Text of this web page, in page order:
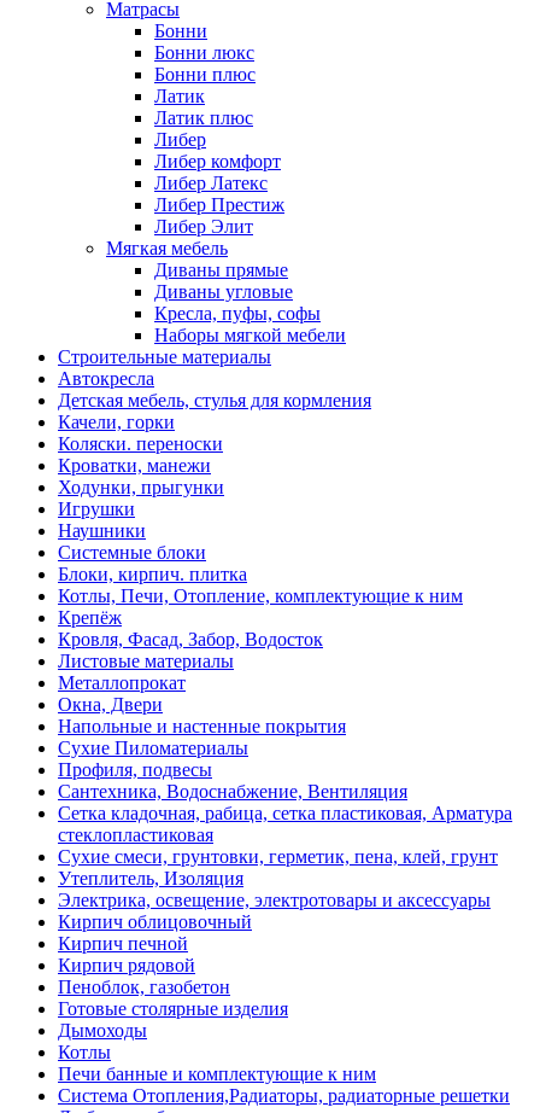
Матрасы
Бонни
Бонни люкс
Бонни плюс
Латик
Латик плюс
Либер
Либер комфорт
Либер Латекс
Либер Престиж
Либер Элит
Мягкая мебель
Диваны прямые
Диваны угловые
Кресла, пуфы, софы
Наборы мягкой мебели
Строительные материалы
Автокресла
Детская мебель, стулья для кормления
Качели, горки
Коляски. переноски
Кроватки, манежи
Ходунки, прыгунки
Игрушки
Наушники
Системные блоки
Блоки, кирпич. плитка
Котлы, Печи, Отопление, комплектующие к ним
Крепёж
Кровля, Фасад, Забор, Водосток
Листовые материалы
Металлопрокат
Окна, Двери
Напольные и настенные покрытия
Сухие Пиломатериалы
Профиля, подвесы
Сантехника, Водоснабжение, Вентиляция
Сетка кладочная, рабица, сетка пластиковая, Арматура
стеклопластиковая
Сухие смеси, грунтовки, герметик, пена, клей, грунт
Утеплитель, Изоляция
Электрика, освещение, электротовары и аксессуары
Кирпич облицовочный
Кирпич печной
Кирпич рядовой
Пеноблок, газобетон
Готовые столярные изделия
Дымоходы
Котлы
Печи банные и комплектующие к ним
Система Отопления,Радиаторы, радиаторные решетки